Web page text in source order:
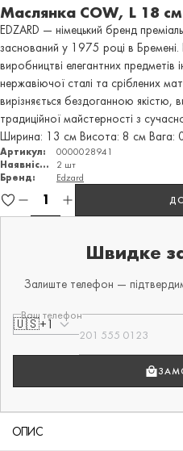
Маслянка COW, L 18 см
EDZARD — німецький бренд
заснований у 1975 році в Бремені.
виробництві елегантних предметів
нержавіючої сталі та сріблених
вирізняється бездоганною
традиційної майстерності з
Ширина: 13 см Висота: 8 см Вага:
Артикул:
0000028941
Наявність:
2 шт
Бренд:
Edzard
Швидке
Залиште телефон —
Ваш телефон
🇺🇸+1
ОПИС